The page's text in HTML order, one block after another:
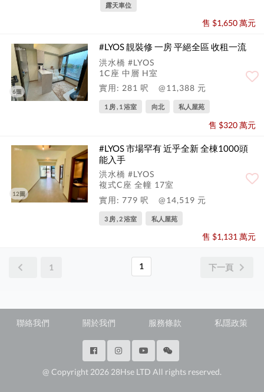
露天車位
售 $1,650 萬元
6圖
#LYOS 靚裝修 一房 平絕全區 收租一流
洪水橋 #LYOS
1C座 中層 H室
實用: 281 呎
@11,388 元
1 房 , 1 浴室 向北 私人屋苑
售 $320 萬元
12圖
#LYOS 市場罕有 近乎全新 全棟1000頭
能入手
洪水橋 #LYOS
複式C座 全幢 17室
實用: 779 呎
@14,519 元
3 房 , 2 浴室 私人屋苑
售 $1,131 萬元
1 1 下一頁
聯絡我們 關於我們 服務條款 私隱政策
@ Copyright 2026 28Hse LTD All rights reserved.